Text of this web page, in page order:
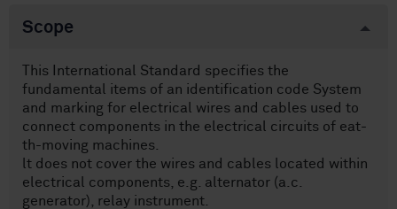
Scope
This International Standard specifies the
fundamental items of an identification code System
and marking for electrical wires and cables used to
connect components in the electrical circuits of eat-
th-moving machines.
lt does not cover the wires and cables located within
electrical components, e.g. alternator (a.c.
generator), relay instrument.